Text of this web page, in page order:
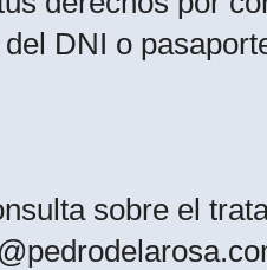
DNI o
sobre el